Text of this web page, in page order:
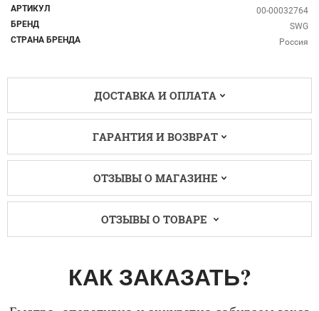
АРТИКУЛ
00-00032764
БРЕНД
SWG
СТРАНА БРЕНДА
Россия
ДОСТАВКА И ОПЛАТА
ГАРАНТИЯ И ВОЗВРАТ
ОТЗЫВЫ О МАГАЗИНЕ
ОТЗЫВЫ О ТОВАРЕ
КАК ЗАКАЗАТЬ?